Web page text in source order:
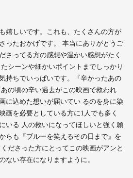
嬉しいです。これも、たくさんの方が
ったおかげです。 本当にありがとうご
さってる方の感想や温かい感想がたく
シーンや細かいポイントまでしっかり
持ちでいっぱいです。『辛かったあの
の頃の辛い過去がこの映画で救われ
に込めた想いが届いてい るのを身に染
画を必要としている方に1人でも多く
いる 人の救いになってほしいと強く願
らも『ブルーを笑えるその日まで』を
ださった方にとってこの映画がアンと
ない存在になりますように。